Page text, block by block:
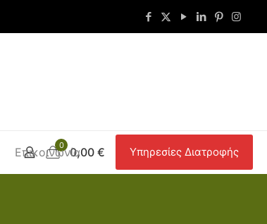
Επικοινωνία
0 0,00 € Υπηρεσίες Διατροφής